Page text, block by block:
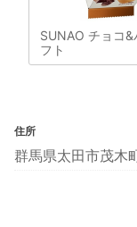
SUNAO チョコ&
フト
住所
群馬県太田市茂木